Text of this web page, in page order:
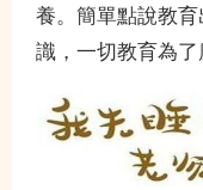
養。簡單點說教
識，一切教育為了